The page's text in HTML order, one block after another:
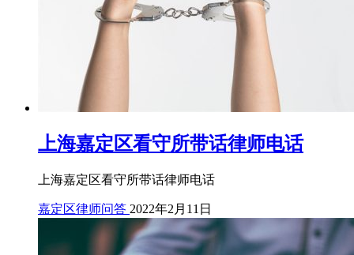
上海嘉定区看守所带话律师电话
上海嘉定区看守所带话律师电话
嘉定区律师问答 2022年2月11日